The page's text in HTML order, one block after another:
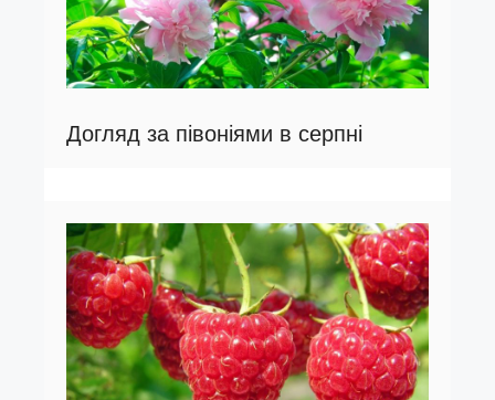
Догляд за півоніями в серпні